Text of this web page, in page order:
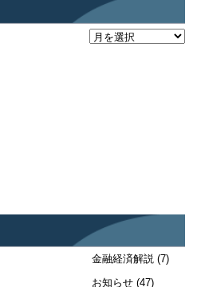
金融経済解説 (7)
お知らせ (47)